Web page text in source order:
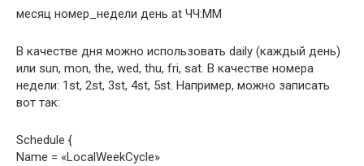
месяц номер_недели день at ЧЧ:ММ
В качестве дня можно использовать daily (каждый день)
или sun, mon, the, wed, thu, fri, sat. В качестве номера
недели: 1st, 2st, 3st, 4st, 5st. Например, можно записать
вот так:
Schedule {
Name = «LocalWeekCycle»